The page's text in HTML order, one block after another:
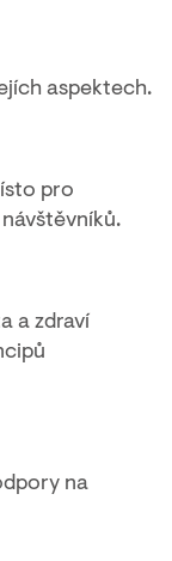
aspektech.
pro
a zdraví
na